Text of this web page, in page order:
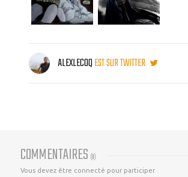
ALEXLECOQEST SUR TWITTER
COMMENTAIRES (9)
Vous devez être connecté pour participer